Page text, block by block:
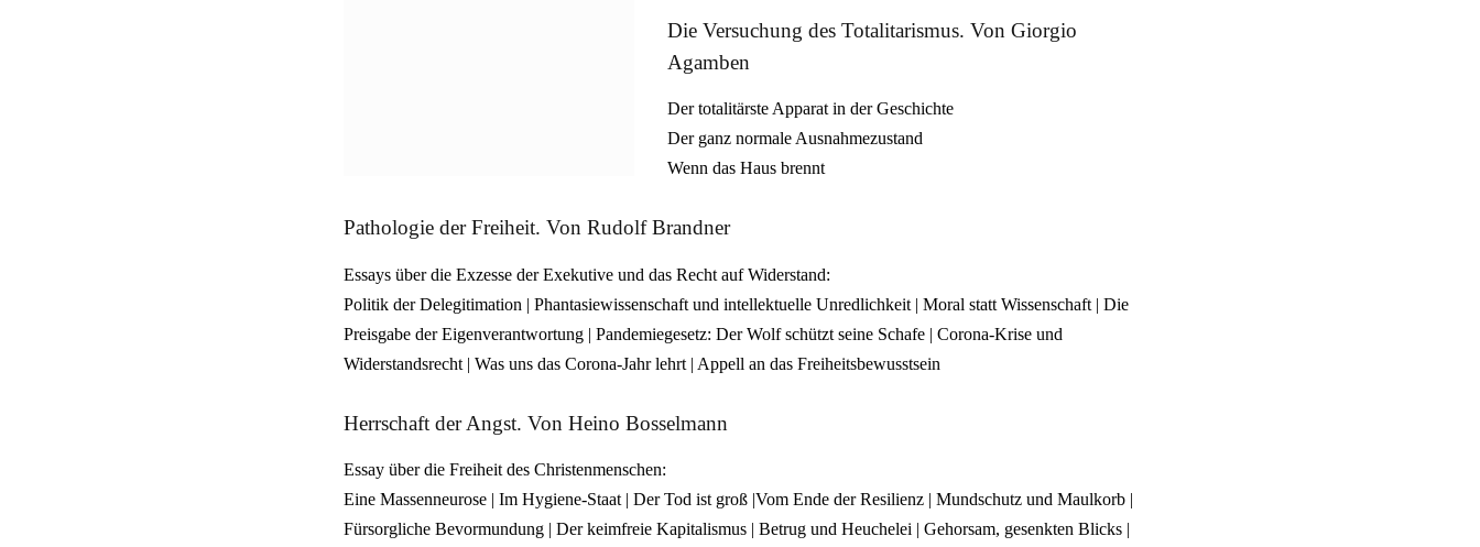
Die Versuchung des Totalitarismus. Von Giorgio
Agamben
Der totalitärste Apparat in der Geschichte
Der ganz normale Ausnahmezustand
Wenn das Haus brennt
Pathologie der Freiheit. Von Rudolf Brandner
Essays über die Exzesse der Exekutive und das Recht auf Widerstand:
Politik der Delegitimation | Phantasiewissenschaft und intellektuelle Unredlichkeit | Moral statt Wissenschaft | Die
Preisgabe der Eigenverantwortung | Pandemiegesetz: Der Wolf schützt seine Schafe | Corona-Krise und
Widerstandsrecht | Was uns das Corona-Jahr lehrt | Appell an das Freiheitsbewusstsein
Herrschaft der Angst. Von Heino Bosselmann
Essay über die Freiheit des Christenmenschen:
Eine Massenneurose | Im Hygiene-Staat | Der Tod ist groß |Vom Ende der Resilienz | Mundschutz und Maulkorb |
Fürsorgliche Bevormundung | Der keimfreie Kapitalismus | Betrug und Heuchelei | Gehorsam, gesenkten Blicks |